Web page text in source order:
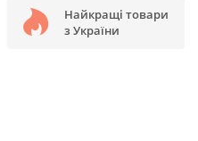
Найкращі товари
з України